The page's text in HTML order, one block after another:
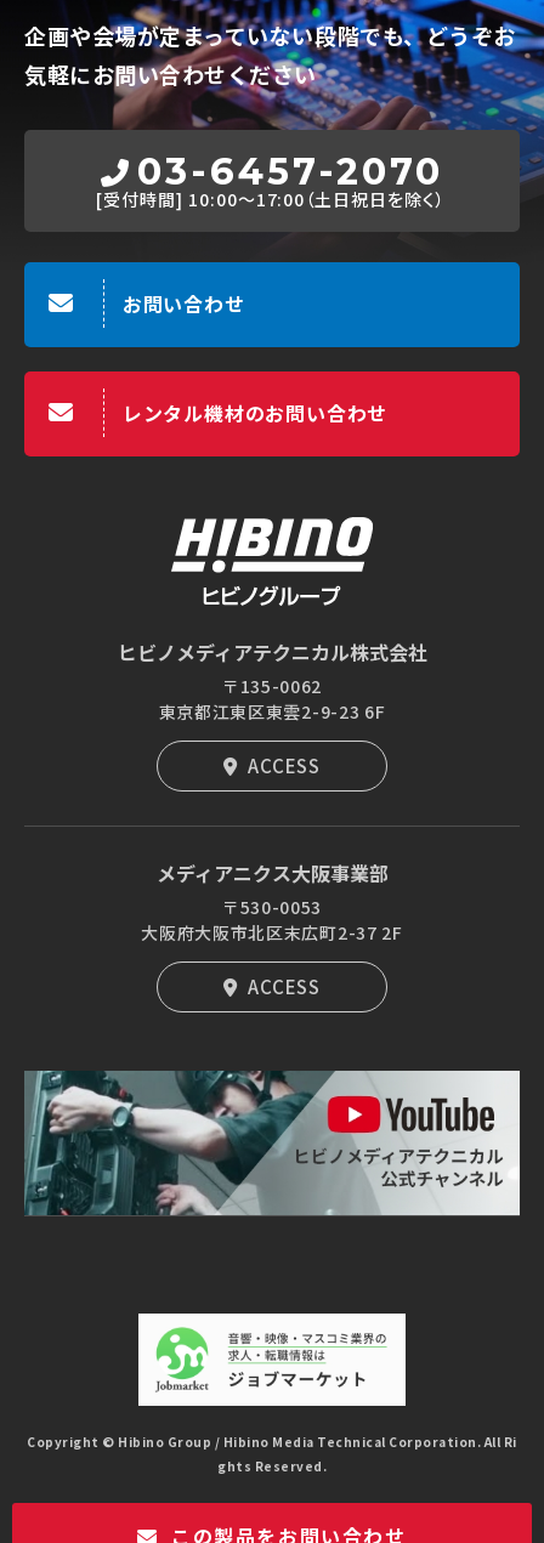
企画や会場が定まっていない段階でも、どうぞお
気軽にお問い合わせください
03-6457-2070
[受付時間] 10:00～17:00（土日祝日を除く）
お問い合わせ
レンタル機材のお問い合わせ
ヒビノメディアテクニカル株式会社
〒135-0062
東京都江東区東雲2-9-23 6F
ACCESS
メディアニクス大阪事業部
〒530-0053
大阪府大阪市北区末広町2-37 2F
ACCESS
Copyright © Hibino Group / Hibino Media Technical Corporation. All Ri
ghts Reserved.
この製品をお問い合わせ